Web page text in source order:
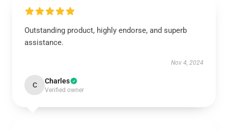
Outstanding product, highly endorse, and superb
assistance.
Nov 4, 2024
C Charles
Verified owner